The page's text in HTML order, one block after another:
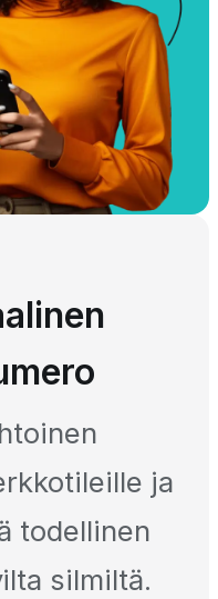
ja
todellinen
silmiltä.